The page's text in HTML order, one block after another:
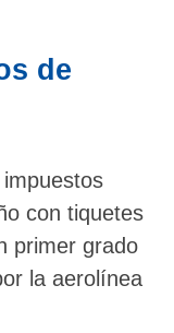
de
con tiquetes
primer grado
la aerolínea